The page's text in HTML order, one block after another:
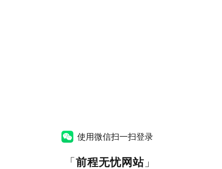
使用微信扫一扫登录
「前程无忧网站」